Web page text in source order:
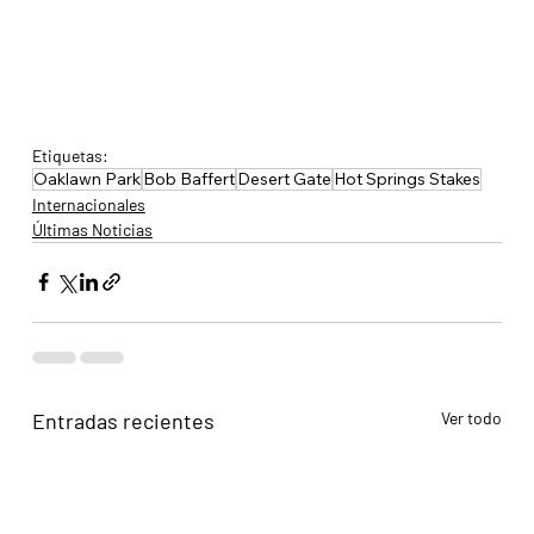
Etiquetas:
Oaklawn ParkBob BaffertDesert Gate Hot Springs Stakes
Internacionales
Últimas Noticias
Entradas recientes Ver todo